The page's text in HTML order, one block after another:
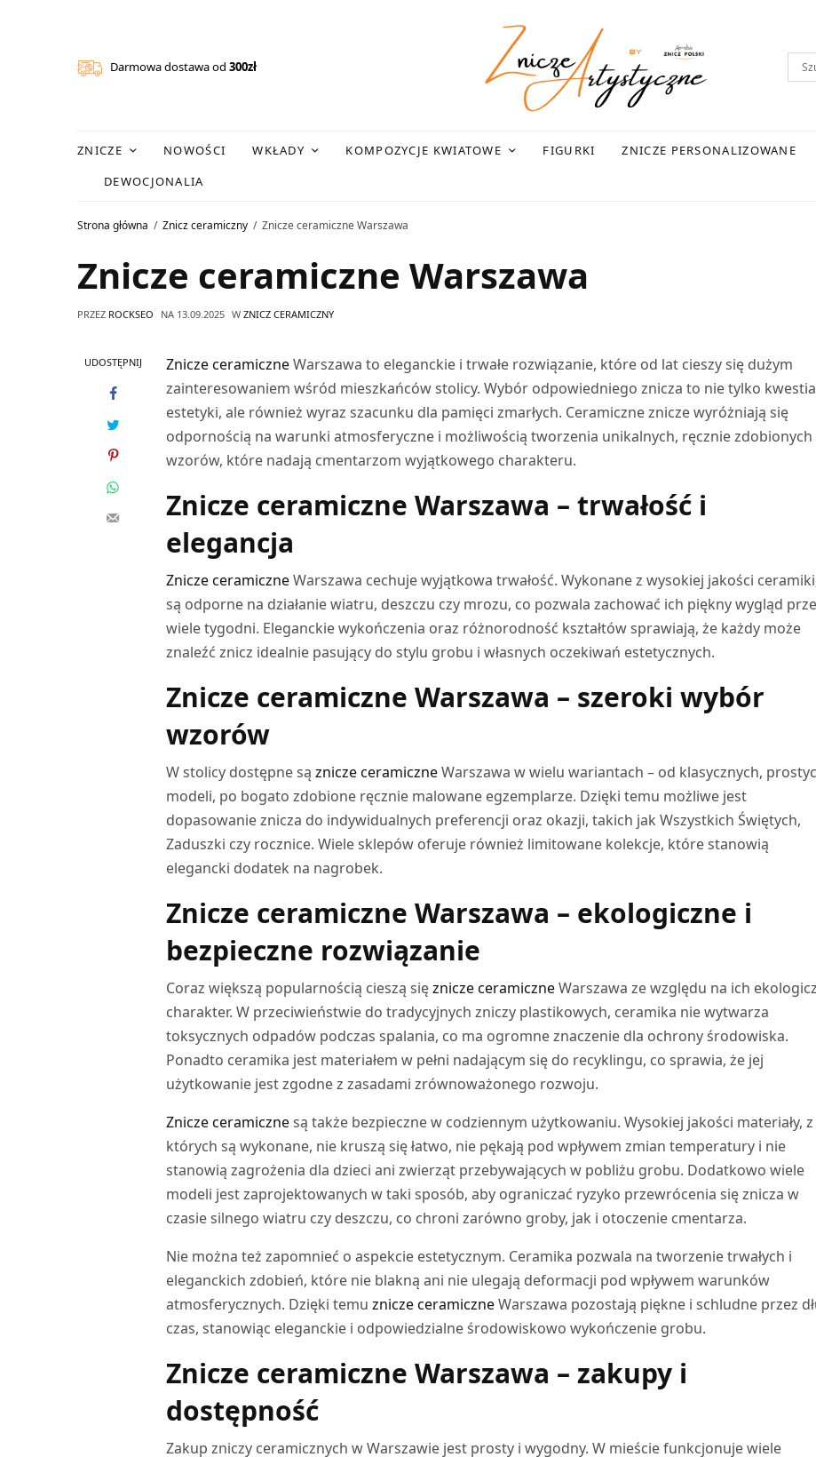
Darmowa dostawa od300zł
ZNICZE NOWOŚCI WKŁADY KOMPOZYCJE KWIATOWE FIGURKI ZNICZE PERSONALIZOWANE
DEWOCJONALIA
Strona główna Znicz ceramiczny Znicze ceramiczne Warszawa
Znicze ceramiczne Warszawa
PRZEZ ROCKSEO NA 13.09.2025 W ZNICZ CERAMICZNY
UDOSTĘPNIJ Znicze ceramiczneWarszawa to eleganckie i trwałe rozwiązanie, które od lat cieszy się dużym
zainteresowaniem wśród mieszkańców stolicy. Wybór odpowiedniego znicza to nie tylko kwestia
estetyki, ale również wyraz szacunku dla pamięci zmarłych. Ceramiczne znicze wyróżniają się
odpornością na warunki atmosferyczne i możliwością tworzenia unikalnych, ręcznie zdobionych
wzorów, które nadają cmentarzom wyjątkowego charakteru.
Znicze ceramiczne Warszawa – trwałość i
elegancja
Znicze ceramiczneWarszawa cechuje wyjątkowa trwałość. Wykonane z wysokiej jakości
są odporne na działanie wiatru, deszczu czy mrozu, co pozwala zachować ich piękny wygląd
wiele tygodni. Eleganckie wykończenia oraz różnorodność kształtów sprawiają, że każdy może
znaleźć znicz idealnie pasujący do stylu grobu i własnych oczekiwań estetycznych.
Znicze ceramiczne Warszawa – szeroki wybór
wzorów
W stolicy dostępne są znicze ceramiczneWarszawa w wielu wariantach – od klasycznych,
modeli, po bogato zdobione ręcznie malowane egzemplarze. Dzięki temu możliwe jest
dopasowanie znicza do indywidualnych preferencji oraz okazji, takich jak Wszystkich Świętych,
Zaduszki czy rocznice. Wiele sklepów oferuje również limitowane kolekcje, które stanowią
elegancki dodatek na nagrobek.
Znicze ceramiczne Warszawa – ekologiczne i
bezpieczne rozwiązanie
Coraz większą popularnością cieszą sięznicze ceramiczneWarszawa ze względu na ich
charakter. W przeciwieństwie do tradycyjnych zniczy plastikowych, ceramika nie wytwarza
toksycznych odpadów podczas spalania, co ma ogromne znaczenie dla ochrony środowiska.
Ponadto ceramika jest materiałem w pełni nadającym się do recyklingu, co sprawia, że jej
użytkowanie jest zgodne z zasadami zrównoważonego rozwoju.
Znicze ceramicznesą także bezpieczne w codziennym użytkowaniu. Wysokiej jakości materiały, z
których są wykonane, nie kruszą się łatwo, nie pękają pod wpływem zmian temperatury i nie
stanowią zagrożenia dla dzieci ani zwierząt przebywających w pobliżu grobu. Dodatkowo wiele
modeli jest zaprojektowanych w taki sposób, aby ograniczać ryzyko przewrócenia się znicza w
czasie silnego wiatru czy deszczu, co chroni zarówno groby, jak i otoczenie cmentarza.
Nie można też zapomnieć o aspekcie estetycznym. Ceramika pozwala na tworzenie trwałych i
eleganckich zdobień, które nie blakną ani nie ulegają deformacji pod wpływem warunków
atmosferycznych. Dzięki temuznicze ceramiczneWarszawa pozostają piękne i schludne przez
czas, stanowiąc eleganckie i odpowiedzialne środowiskowo wykończenie grobu.
Znicze ceramiczne Warszawa – zakupy i
dostępność
Zakup zniczy ceramicznych w Warszawie jest prosty i wygodny. W mieście funkcjonuje wiele